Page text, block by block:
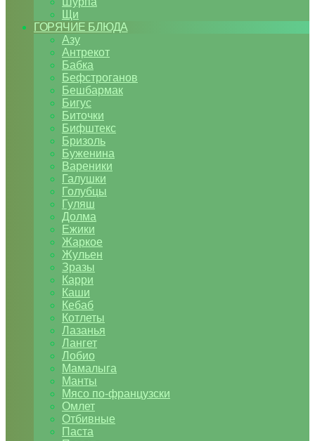
Щи
ГОРЯЧИЕ БЛЮДА
Азу
Антрекот
Бабка
Бефстроганов
Бешбармак
Бигус
Биточки
Бифштекс
Бризоль
Буженина
Вареники
Галушки
Голубцы
Гуляш
Долма
Ежики
Жаркое
Жульен
Зразы
Карри
Каши
Кебаб
Котлеты
Лазанья
Лангет
Лобио
Мамалыга
Манты
Мясо по-французски
Омлет
Отбивные
Паста